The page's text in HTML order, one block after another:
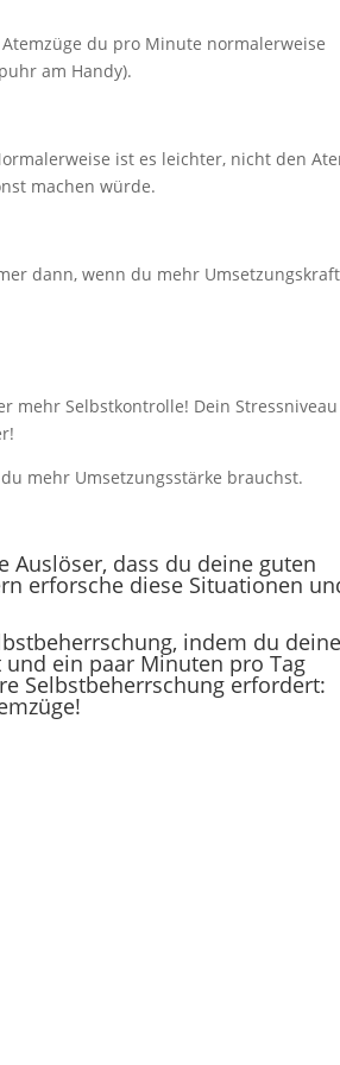
du pro Minute normalerweise
am Handy).
ist es leichter, nicht den
machen würde.
dann, wenn du mehr Umsetzungskraft
mehr Selbstkontrolle! Dein Stressniveau
mehr Umsetzungsstärke brauchst.
Auslöser, dass du deine guten
erforsche diese Situationen
indem du
ein paar Minuten pro Tag
Selbstbeherrschung erfordert: